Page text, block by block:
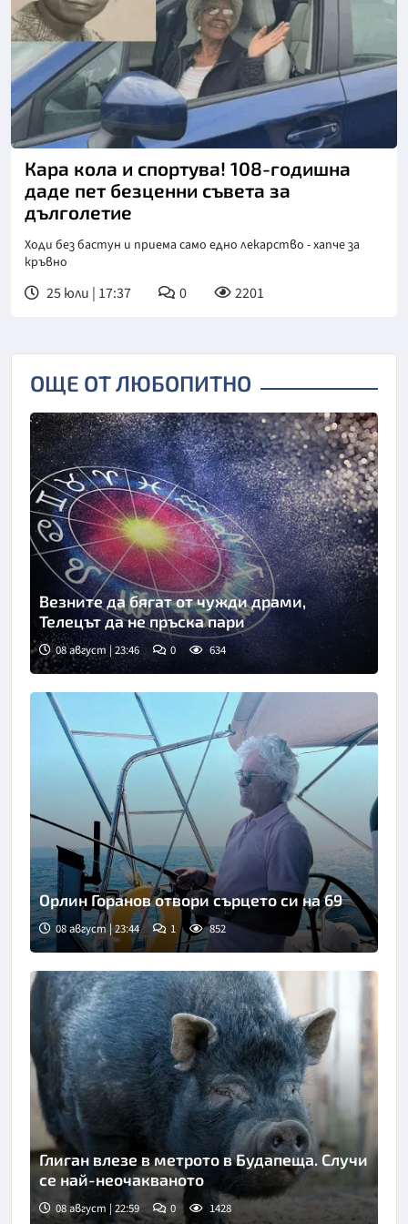
Кара кола и спортува! 108-годишна
даде пет безценни съвета за
дълголетие
Ходи без бастун и приема само едно лекарство - хапче за
кръвно
25 юли | 17:37 0 2201
ОЩЕ ОТ ЛЮБОПИТНО
Везните да бягат от чужди драми,
Телецът да не пръска пари
08 август | 23:46 0 634
Орлин Горанов отвори сърцето си на 69
08 август | 23:44 1 852
Глиган влезе в метрото в Будапеща. Случи
се най-неочакваното
08 август | 22:59 0 1428